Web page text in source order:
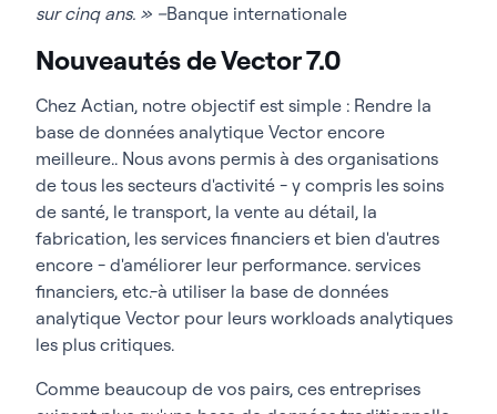
sur cinq ans. » –Banque internationale
Nouveautés de Vector 7.0
Chez Actian, notre objectif est simple : Rendre la
base de données analytique Vector encore
meilleure.. Nous avons permis à des organisations
de tous les secteurs d'activité - y compris les soins
de santé, le transport, la vente au détail, la
fabrication, les services financiers et bien d'autres
encore - d'améliorer leur performance. services
financiers, etc.-à utiliser la base de données
analytique Vector pour leurs workloads analytiques
les plus critiques.
Comme beaucoup de vos pairs, ces entreprises